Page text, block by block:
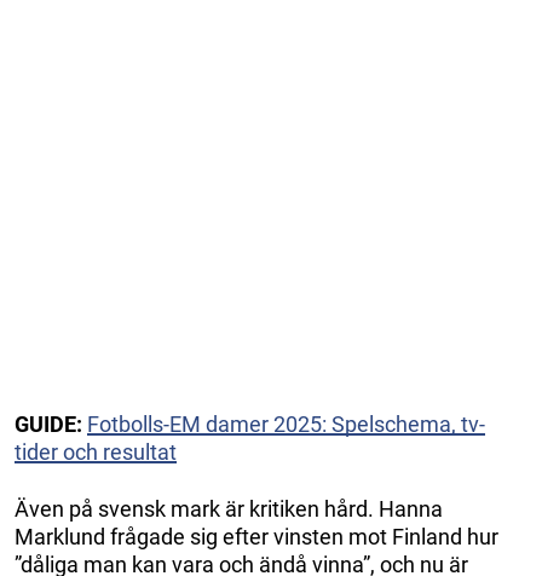
GUIDE: Fotbolls-EM damer 2025: Spelschema, tv-
tider och resultat
Även på svensk mark är kritiken hård. Hanna
Marklund frågade sig efter vinsten mot Finland hur
”dåliga man kan vara och ändå vinna”, och nu är